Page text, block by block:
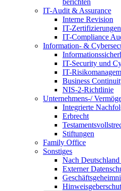
berichten
IT-Audit & Assurance
Interne Revision
IT-Zertifizierungen
IT-Compliance
Information- &
IT-Security und
IT-
Business
NIS-2-Richtlinie
Unternehmens-/
Integrierte
Erbrecht
Stiftungen
Family Office
Sonstiges
Nach Deutschland
Externer